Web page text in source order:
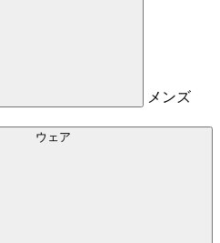
メンズ
ウェア